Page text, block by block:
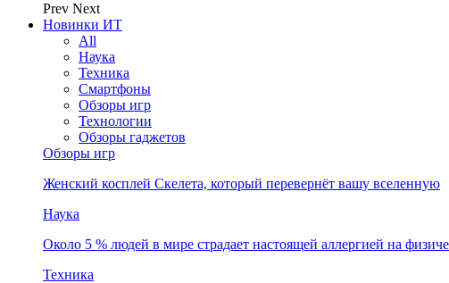
Prev Next
Новинки ИТ
All
Наука
Техника
Смартфоны
Обзоры игр
Технологии
Обзоры гаджетов
Обзоры игр
Женский косплей Скелета, который перевернёт вашу вселенную
Наука
Около 5 % людей в мире страдает настоящей аллергией на
Техника